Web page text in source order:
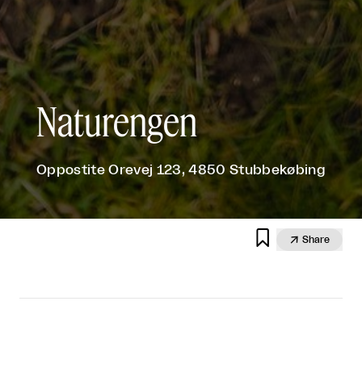
Naturengen
Oppostite Orevej 123, 4850 Stubbekøbing
  Share